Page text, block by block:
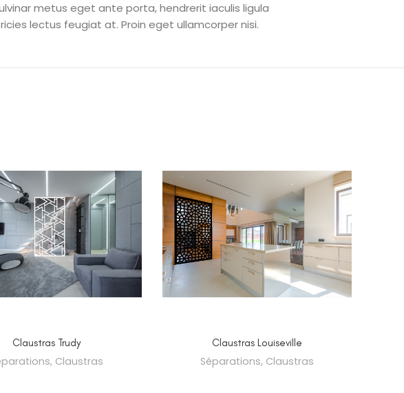
metus eget ante porta, hendrerit iaculis ligula
lectus feugiat at. Proin eget ullamcorper nisi.
SELECT OPTIONS
Claustras Trudy
, Claustras
SELECT OPTIONS
Claustras Louiseville
Séparations, Claustras